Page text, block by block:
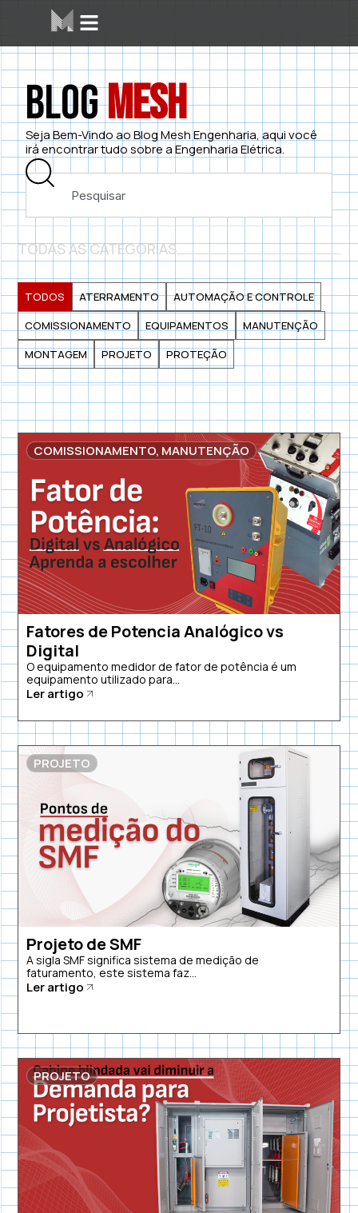
BlogMesh
Seja Bem-Vindo ao Blog Mesh Engenharia, aqui você
irá encontrar tudo sobre a Engenharia Elétrica.
TODAS AS CATEGORIAS
ATERRAMENTO
AUTOMAÇÃO E CONTROLE
COMISSIONAMENTO
EQUIPAMENTOS
MANUTENÇÃO
MONTAGEM
PROJETO PROTEÇÃO
TODOS
COMISSIONAMENTO, MANUTENÇÃO
Fatores de Potencia Analógico vs
Digital
O equipamento medidor de fator de potência é um
equipamento utilizado para...
Ler artigo
PROJETO
Projeto de SMF
A sigla SMF significa sistema de medição de
faturamento, este sistema faz...
Ler artigo
PROJETO